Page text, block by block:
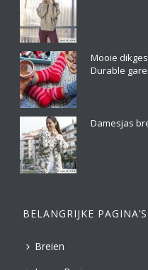
Mooie
Durable
Damesjas
BELANGRIJKE PAGINA’S
Breien